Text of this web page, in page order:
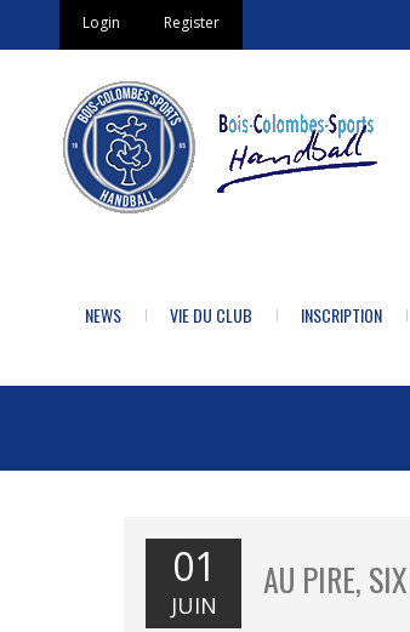
Login Register
NEWS VIE DU CLUB INSCRIPTION
01
JUIN
AU PIRE,